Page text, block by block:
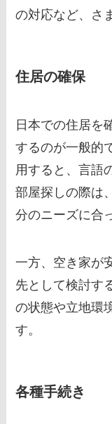
の対応など、さ
住居の確保
日本での住居を
するのが一般的
用すると、言語
部屋探しの際は
分のニーズに合
一方、空き家が
先として検討す
の状態や立地環
す。
各種手続き